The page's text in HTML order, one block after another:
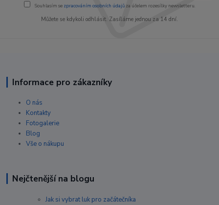
Souhlasím se zpracováním osobních údajůza účelem rozesílky newsletteru.
Můžete se kdykoli odhlásit. Zasíláme jednou za 14 dní.
Informace pro zákazníky
O nás
Kontakty
Fotogalerie
Blog
Vše o nákupu
Nejčtenější na blogu
Jak si vybrat luk pro začátečníka